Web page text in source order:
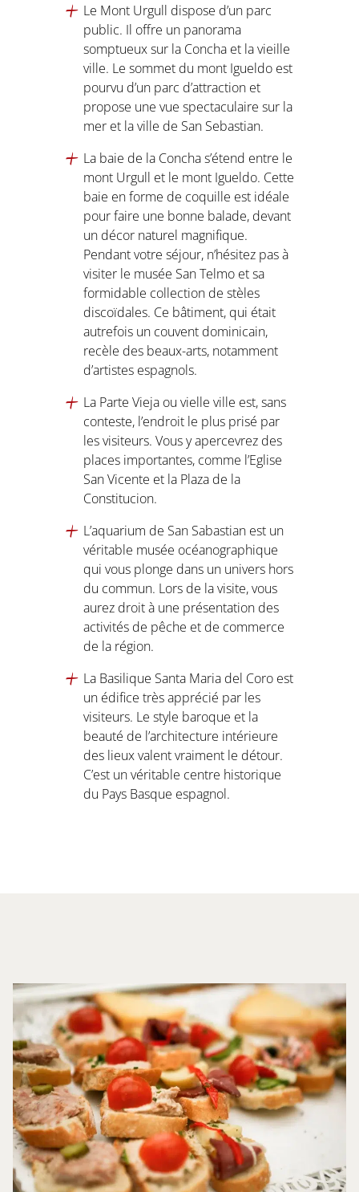
Le Mont Urgull dispose d’un parc
public. Il offre un panorama
somptueux sur la Concha et la vieille
ville. Le sommet du mont Igueldo est
pourvu d’un parc d’attraction et
propose une vue spectaculaire sur la
mer et la ville de San Sebastian.
La baie de la Concha s’étend entre le
mont Urgull et le mont Igueldo. Cette
baie en forme de coquille est idéale
pour faire une bonne balade, devant
un décor naturel magnifique.
Pendant votre séjour, n’hésitez pas à
visiter le musée San Telmo et sa
formidable collection de stèles
discoïdales. Ce bâtiment, qui était
autrefois un couvent dominicain,
recèle des beaux-arts, notamment
d’artistes espagnols.
La Parte Vieja ou vielle ville est, sans
conteste, l’endroit le plus prisé par
les visiteurs. Vous y apercevrez des
places importantes, comme l’Eglise
San Vicente et la Plaza de la
Constitucion.
L’aquarium de San Sabastian est un
véritable musée océanographique
qui vous plonge dans un univers hors
du commun. Lors de la visite, vous
aurez droit à une présentation des
activités de pêche et de commerce
de la région.
La Basilique Santa Maria del Coro est
un édifice très apprécié par les
visiteurs. Le style baroque et la
beauté de l’architecture intérieure
des lieux valent vraiment le détour.
C’est un véritable centre historique
du Pays Basque espagnol.